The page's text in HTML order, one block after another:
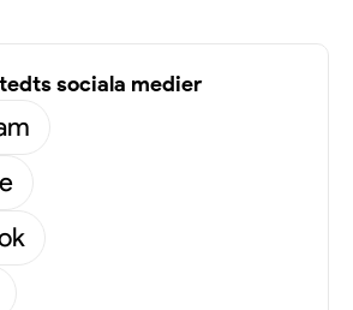
på en självbiografisk resa genom
privata och det offentliga.
oväntade anekdoter och
en inblick bakom kulisserna i en
sig över fyra decennier. Vi
med legender som Evert Taube,
inre demoner på scen – ibland
sociala medier